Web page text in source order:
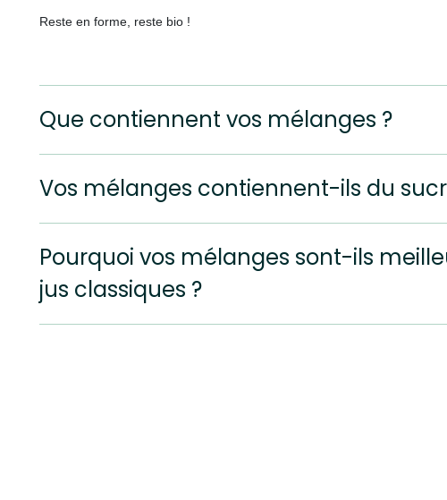
Reste en forme, reste bio !
Que contiennent vos mélanges ?
Vos mélanges contiennent-ils du
Pourquoi vos mélanges sont-ils
jus classiques ?